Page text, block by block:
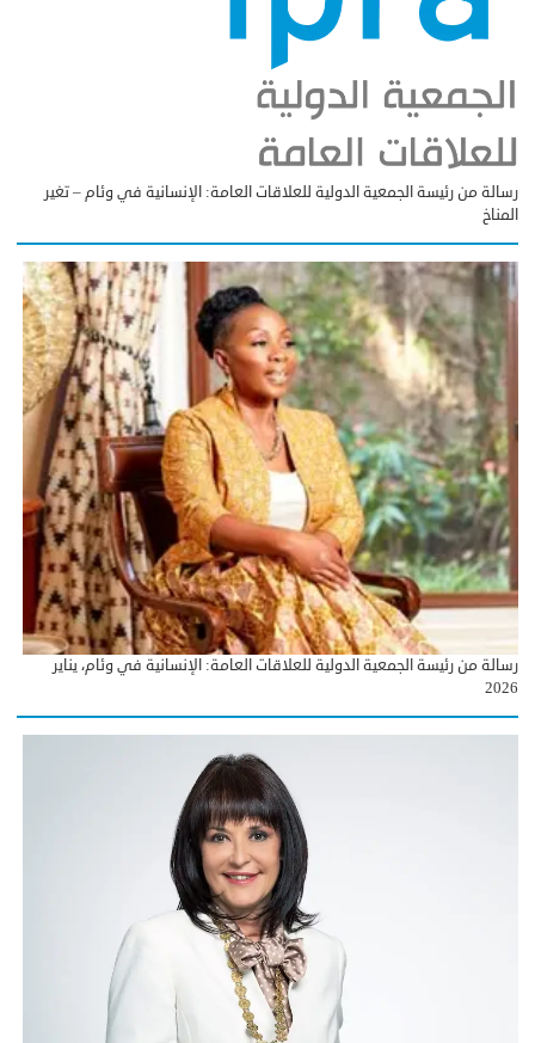
رسالة من رئيسة الجمعية الدولية للعلاقات العامة: الإنسانية في وئام – تغير
المناخ
رسالة من رئيسة الجمعية الدولية للعلاقات العامة: الإنسانية في وئام، يناير
2026